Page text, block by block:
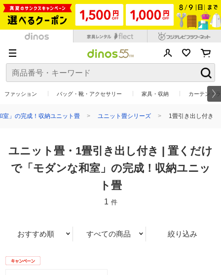
ファッション バッグ・靴・アクセサリー 家具・収納 カーテン・
室」の完成！収納ユニット畳 ユニット畳シリーズ 1畳引き出し付き
ユニット畳・1畳引き出し付き | 置くだけ
で「モダンな和室」の完成！収納ユニッ
ト畳
1 件
おすすめ順 すべての商品 絞り込み